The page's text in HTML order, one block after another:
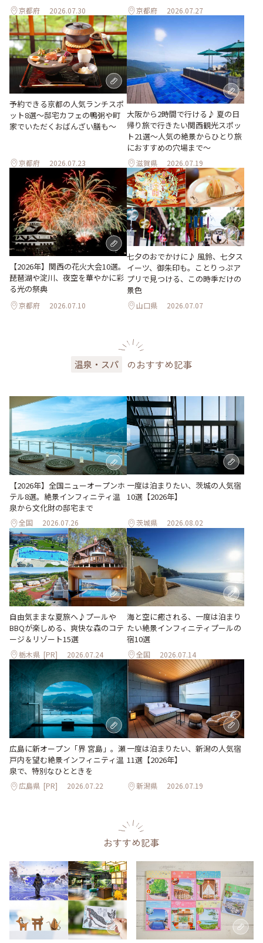
京都府 2026.07.30 京都府 2026.07.27
予約できる京都の人気ランチスポ
ット8選～邸宅カフェの鴨粥や町
家でいただくおばんざい膳も～
京都府 2026.07.23
大阪から2時間で行ける♪ 夏の日
帰り旅で行きたい関西観光スポッ
ト21選～人気の絶景からひとり旅
におすすめの穴場まで～
滋賀県 2026.07.19
【2026年】関西の花火大会10選。
琵琶湖や淀川、夜空を華やかに彩
る光の祭典
京都府 2026.07.10
七夕のおでかけに♪ 風鈴、七夕ス
イーツ、御朱印も。ことりっぷア
プリで見つける、この時季だけの
景色
山口県 2026.07.07
温泉・スパ のおすすめ記事
【2026年】全国ニューオープンホ
テル8選。絶景インフィニティ温
泉から文化財の邸宅まで
全国 2026.07.26
一度は泊まりたい、茨城の人気宿
10選【2026年】
茨城県 2026.08.02
自由気ままな夏旅へ♪プールや
BBQが楽しめる、爽快な森のコテ
ージ＆リゾート15選
栃木県 [PR] 2026.07.24
海と空に癒される、一度は泊まり
たい絶景インフィニティプールの
宿10選
全国 2026.07.14
広島に新オープン「界 宮島」。瀬
戸内を望む絶景インフィニティ温
泉で、特別なひとときを
広島県 [PR] 2026.07.22
一度は泊まりたい、新潟の人気宿
11選【2026年】
新潟県 2026.07.19
おすすめ記事